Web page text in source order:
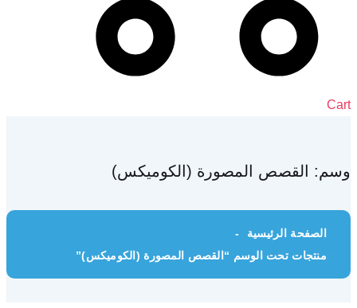
Cart
وسم: القصص المصورة (الكوميكس)
الصفحة الرئيسية
منتجات تحت الوسم “القصص المصورة (الكوميكس)”